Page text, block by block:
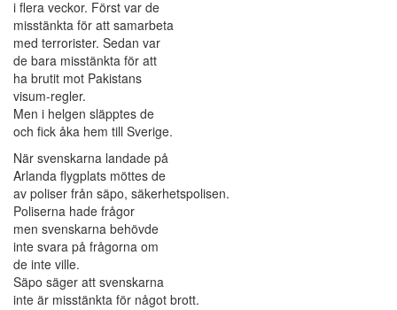
i flera veckor. Först var de
misstänkta för att samarbeta
med terrorister. Sedan var
de bara misstänkta för att
ha brutit mot Pakistans
visum-regler.
Men i helgen släpptes de
och fick åka hem till Sverige.
När svenskarna landade på
Arlanda flygplats möttes de
av poliser från säpo, säkerhetspolisen.
Poliserna hade frågor
men svenskarna behövde
inte svara på frågorna om
de inte ville.
Säpo säger att svenskarna
inte är misstänkta för något brott.